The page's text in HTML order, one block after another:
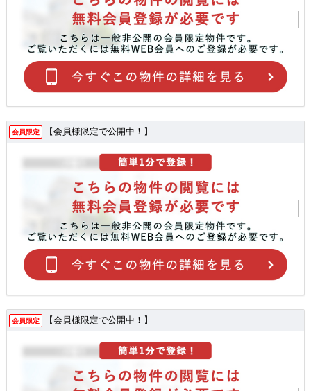
会員限定 【会員様限定で公開中！】
会員限定 【会員様限定で公開中！】